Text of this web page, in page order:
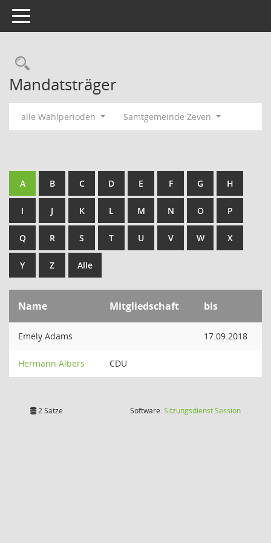
Toggle navigation
Rechercheauswahl
Mandatsträger
alle Wahlperioden Samtgemeinde Zeven
A B C D E F G H
I J K L M N O P
Q R S T U V W X
Y Z Alle
Name Mitgliedschaft bis
Emely Adams 17.09.2018
Hermann Albers CDU
2 Sätze Software:SitzungsdienstSession(Wird in